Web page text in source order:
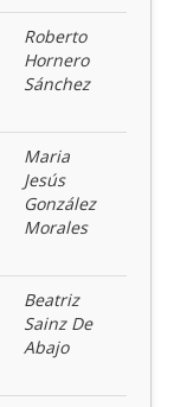
Roberto
Hornero
Sánchez
Maria
Jesús
González
Morales
Beatriz
Sainz De
Abajo